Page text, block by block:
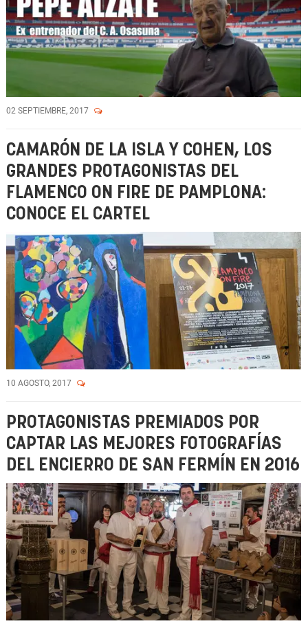
02 SEPTIEMBRE, 2017
CAMARÓN DE LA ISLA Y COHEN, LOS
GRANDES PROTAGONISTAS DEL
FLAMENCO ON FIRE DE PAMPLONA:
CONOCE EL CARTEL
10 AGOSTO, 2017
PROTAGONISTAS PREMIADOS POR
CAPTAR LAS MEJORES FOTOGRAFÍAS
DEL ENCIERRO DE SAN FERMÍN EN 2016